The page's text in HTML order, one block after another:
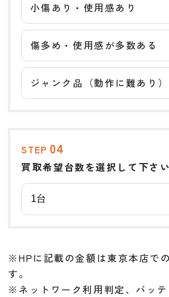
小傷あり・使用感あり
傷多め・使用感が多数ある
ジャンク品（動作に難あり）
STEP 04
買取希望台数を選択して下さい
※HPに記載の金額は東京本店で
す。
※ネットワーク利用判定、バッテ